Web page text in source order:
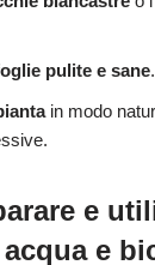
pulite e sane.
in modo
e
e